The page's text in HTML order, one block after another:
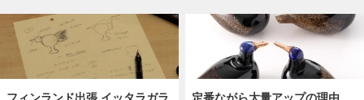
フィンランド出張 イッタラガラ
定番ながら大量アップの理由